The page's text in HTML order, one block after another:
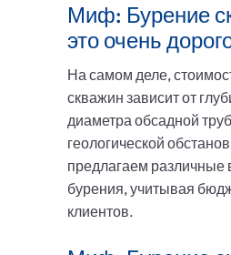
Миф: Бурение
это очень
На самом деле,
скважин зависит от
диаметра обсадной
геологической
предлагаем различные
бурения, учитывая
клиентов.